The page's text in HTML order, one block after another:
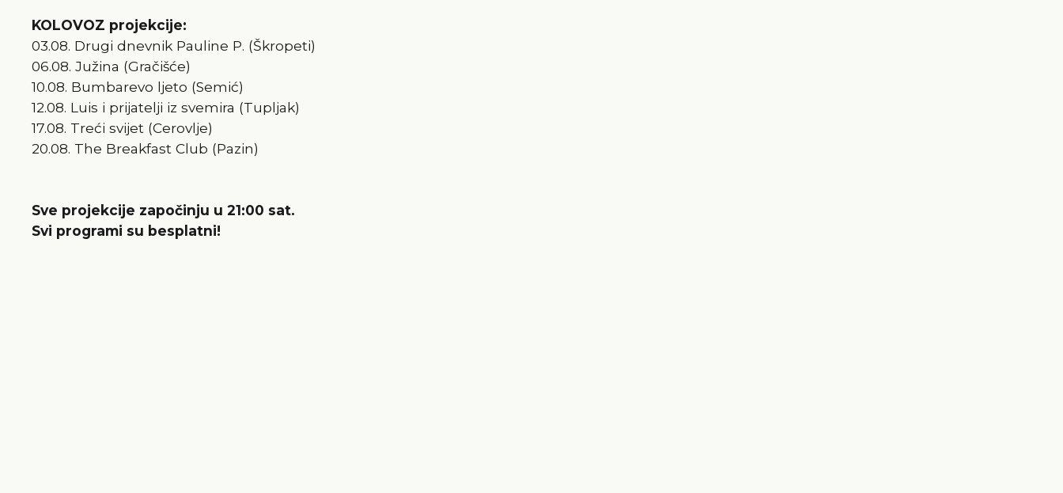
KOLOVOZ projekcije:
03.08. Drugi dnevnik Pauline P. (Škropeti)
06.08. Južina (Gračišće)
10.08. Bumbarevo ljeto (Semić)
12.08. Luis i prijatelji iz svemira (Tupljak)
17.08. Treći svijet (Cerovlje)
20.08. The Breakfast Club (Pazin)
Sve projekcije započinju u 21:00 sat.
Svi programi su besplatni!